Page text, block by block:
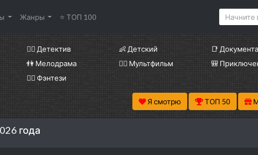
Жанры ⭐ ТОП 100
🕵️‍♂️ Детектив 👶 Детский 📑
👫 Мелодрама 🧚‍♀️ Мультфильм 🎒
🧝‍♂️ Фэнтези
Я смотрю ТОП 50
года